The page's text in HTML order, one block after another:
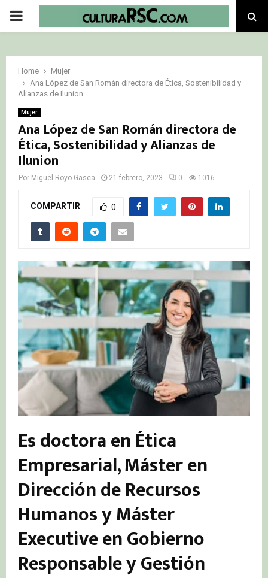
PRIMARY
Home
Mujer
Ana López de San Román directora de Ética, Sostenibilidad y
Alianzas de Ilunion
Mujer
Ana López de San Román directora de
Ética, Sostenibilidad y Alianzas de
Ilunion
Por Miguel Royo Gasca 21 febrero, 2023 0 1016
COMPARTIR 0
Es doctora en Ética
Empresarial, Máster en
Dirección de Recursos
Humanos y Máster
Executive en Gobierno
Responsable y Gestión